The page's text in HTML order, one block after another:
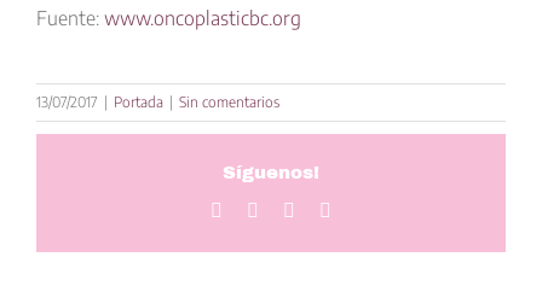
Fuente: www.oncoplasticbc.org
13/07/2017 | Portada | Sin comentarios
Síguenos!
Facebook
TwitterLinkedIn